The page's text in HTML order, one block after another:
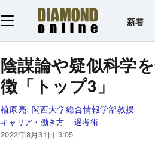
新着
陰謀論や疑似科学
徴「トップ3」
植原亮: 関西大学総合情報学部教授
キャリア・働き方
遅考術
2022年8月31日 3:05